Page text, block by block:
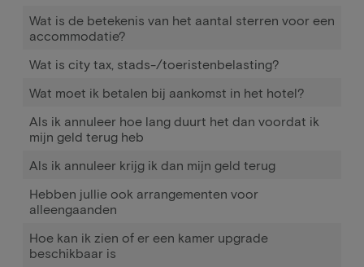
Wat is de betekenis van het aantal sterren voor een
accommodatie?
Wat is city tax, stads-/toeristenbelasting?
Wat moet ik betalen bij aankomst in het hotel?
Als ik annuleer hoe lang duurt het dan voordat ik
mijn geld terug heb
Als ik annuleer krijg ik dan mijn geld terug
Hebben jullie ook arrangementen voor
alleengaanden
Hoe kan ik zien of er een kamer upgrade
beschikbaar is